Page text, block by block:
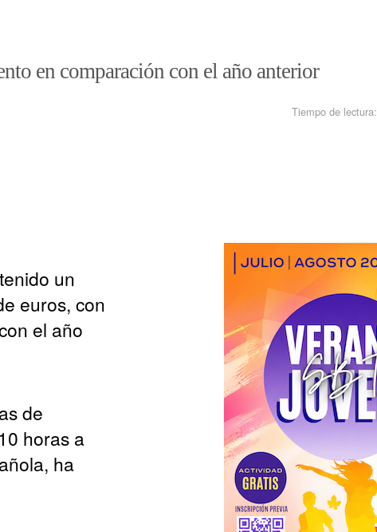
en comparación con el año anterior
Tiempo de lectura:
un
euros, con
el año
de
horas a
ha